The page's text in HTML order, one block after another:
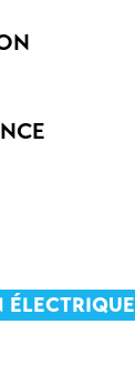
ÉLECTRIQUE